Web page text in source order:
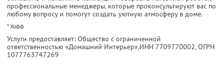
профессиональные менеджеры, которые проконсультируют вас по
любому вопросу и помогут создать уютную атмосферу в доме.
* Хофф
Услуги предоставляет: Общество с ограниченной
ответственностью «Домашний Интерьер»,ИНН 7709770002, ОГРН
1077763747269